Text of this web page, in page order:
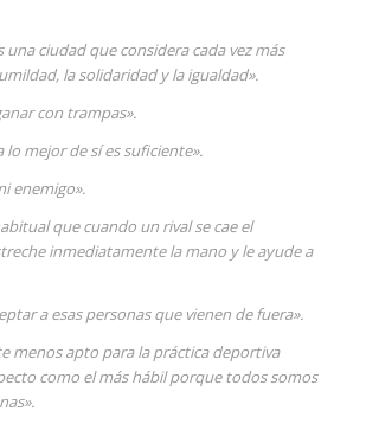
una ciudad que considera cada vez más
la solidaridad y la igualdad».
con trampas».
lo mejor de sí es suficiente».
enemigo».
que cuando un rival se cae el
inmediatamente la mano y le ayude a
a esas personas que vienen de fuera».
menos apto para la práctica deportiva
como el más hábil porque todos somos